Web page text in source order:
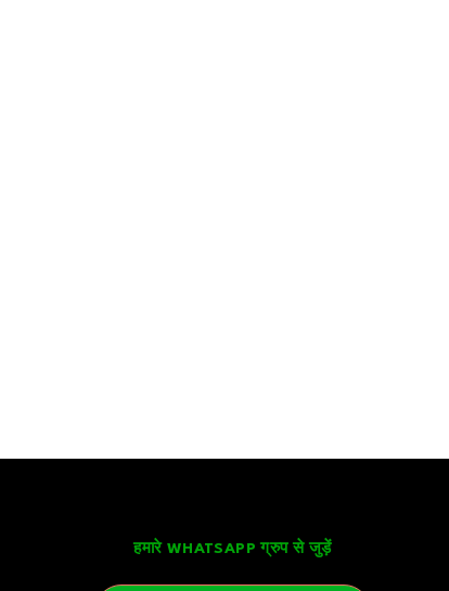
हमारे WHATSAPP ग्रुप से जुड़ें